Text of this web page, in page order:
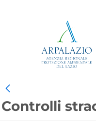
Controlli